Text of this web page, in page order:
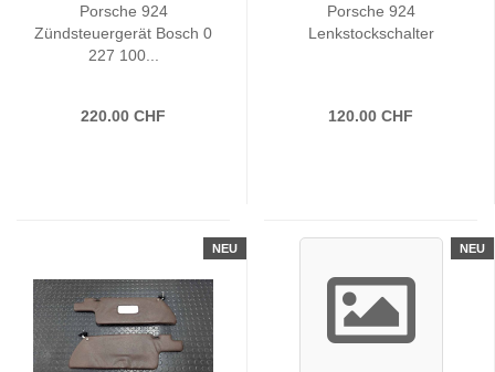
Porsche 924
Zündsteuergerät Bosch 0
227 100...
220.00 CHF
Porsche 924
Lenkstockschalter
120.00 CHF
NEU NEU